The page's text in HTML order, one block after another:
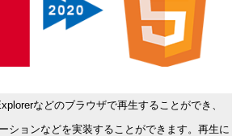
などのブラウザで再生することができ、
ションなどを実装することができます。再生に